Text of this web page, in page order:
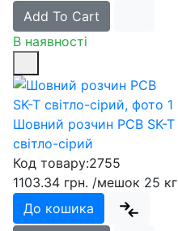
Add To Cart
В наявності
Шовний розчин PCB SK-T
світло-сірий
Код товару:2755
1103.34 грн. /мешок 25 кг
До кошика